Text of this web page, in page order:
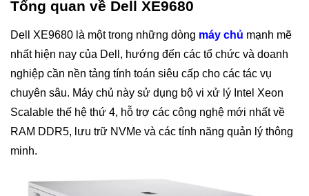
Tổng quan về Dell XE9680
Dell XE9680 là một trong những dòng máy chủ mạnh mẽ
nhất hiện nay của Dell, hướng đến các tổ chức và doanh
nghiệp cần nền tảng tính toán siêu cấp cho các tác vụ
chuyên sâu. Máy chủ này sử dụng bộ vi xử lý Intel Xeon
Scalable thế hệ thứ 4, hỗ trợ các công nghệ mới nhất về
RAM DDR5, lưu trữ NVMe và các tính năng quản lý thông
minh.